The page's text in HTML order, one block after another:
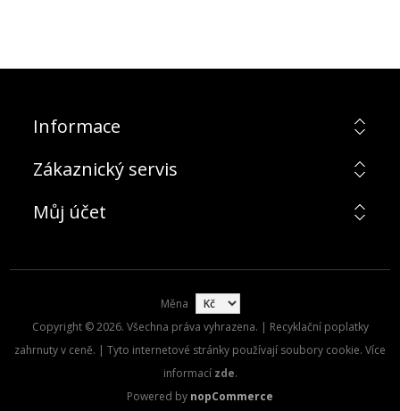
Informace
Zákaznický servis
Můj účet
Měna
Copyright © 2026. Všechna práva vyhrazena. | Recyklační poplatky
zahrnuty v ceně. | Tyto internetové stránky používají soubory cookie. Více
informací zde.
Powered by nopCommerce